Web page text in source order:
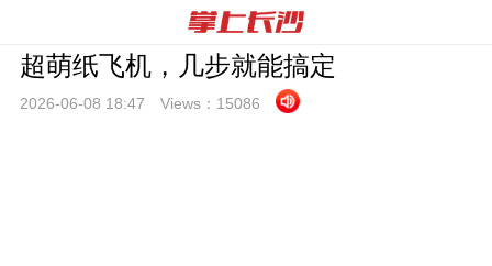
超萌纸飞机，几步就能搞定
2026-06-08 18:47 Views： 15086